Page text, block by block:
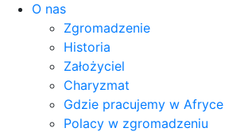
O nas
Zgromadzenie
Historia
Założyciel
Charyzmat
Gdzie pracujemy w Afryce
Polacy w zgromadzeniu